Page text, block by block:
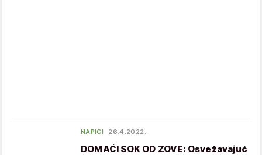
NAPICI 26.4.2022.
DOMAĆI SOK OD ZOVE: Osvežavajuć